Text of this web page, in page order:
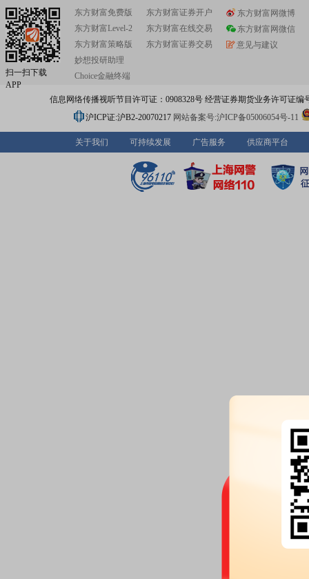
扫一扫下载
APP
东方财富免费版
东方财富Level-2
东方财富策略版
妙想投研助理
Choice金融终端
东方财富证券开户
东方财富在线交易
东方财富证券交易
东方财富网微博
东方财富网微信
意见与建议
信息网络传播视听节目许可证：0908328号 经营证券期货业务许可证编
沪ICP证:沪B2-20070217 网站备案号:沪ICP备05006054号-11
关于我们 可持续发展 广告服务 供应商平台